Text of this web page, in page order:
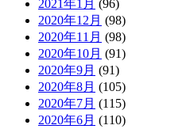
2021年1月 (96)
2020年12月 (98)
2020年11月 (98)
2020年10月 (91)
2020年9月 (91)
2020年8月 (105)
2020年7月 (115)
2020年6月 (110)